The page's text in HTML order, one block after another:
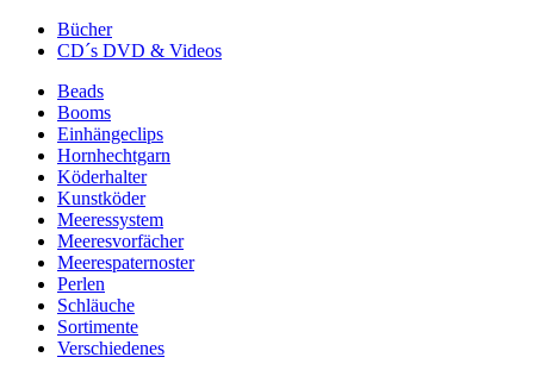
Bücher
CD´s DVD & Videos
Beads
Booms
Einhängeclips
Hornhechtgarn
Köderhalter
Kunstköder
Meeressystem
Meeresvorfächer
Meerespaternoster
Perlen
Schläuche
Sortimente
Verschiedenes